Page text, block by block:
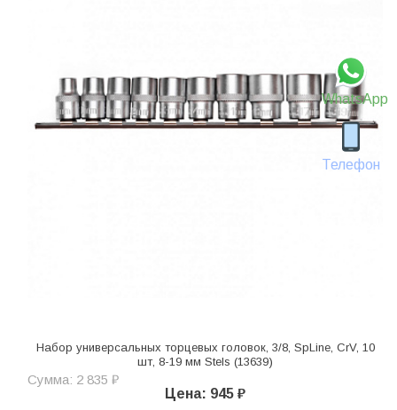
WhatsApp
Телефон
Набор универсальных торцевых головок, 3/8, SpLine, CrV, 10
шт, 8-19 мм Stels (13639)
Сумма: 2 835 ₽
Цена: 945 ₽